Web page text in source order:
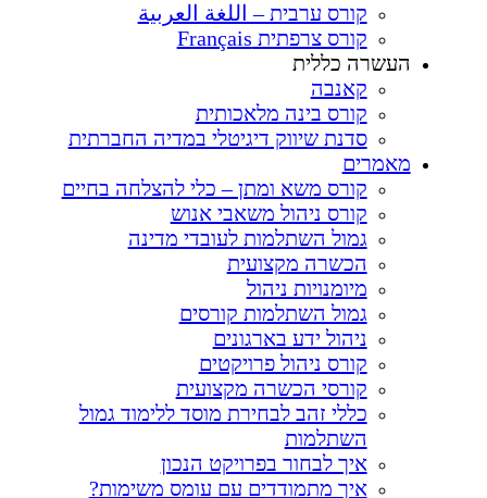
קורס ערבית – اللغة العربية
קורס צרפתית Français
העשרה כללית
קאנבה
קורס בינה מלאכותית
סדנת שיווק דיגיטלי במדיה החברתית
מאמרים
קורס משא ומתן – כלי להצלחה בחיים
קורס ניהול משאבי אנוש
גמול השתלמות לעובדי מדינה
הכשרה מקצועית
מיומנויות ניהול
גמול השתלמות קורסים
ניהול ידע בארגונים
קורס ניהול פרויקטים
קורסי הכשרה מקצועית
כללי זהב לבחירת מוסד ללימוד גמול
השתלמות
איך לבחור בפרויקט הנכון
איך מתמודדים עם עומס משימות?​